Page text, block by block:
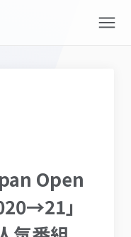
Open
」